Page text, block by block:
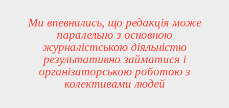
Ми впевнились, що редакція може
паралельно з основною
журналістською діяльністю
результативно займатися і
організаторською роботою з
колективами людей